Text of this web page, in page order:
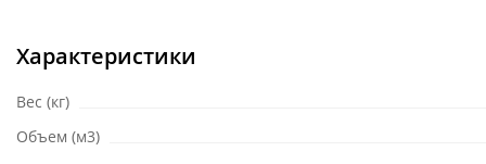
Характеристики
Вес (кг)
Объем (м3)